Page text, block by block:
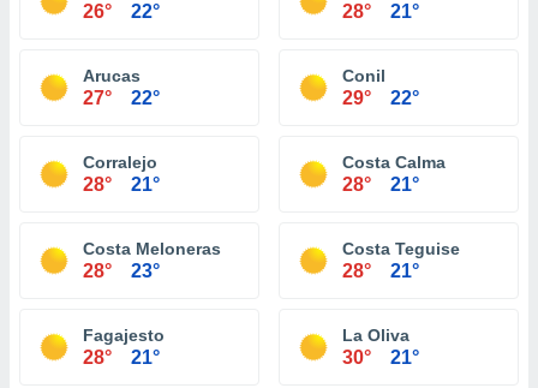
26° 22° 28° 21°
Arucas
27° 22°
Conil
29° 22°
Corralejo
28° 21°
Costa Calma
28° 21°
Costa Meloneras
28° 23°
Costa Teguise
28° 21°
Fagajesto
28° 21°
La Oliva
30° 21°